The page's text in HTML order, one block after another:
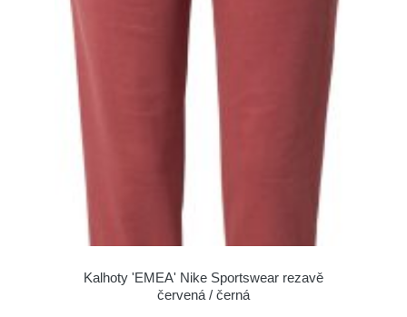
Kalhoty 'EMEA' Nike Sportswear rezavě
červená / černá